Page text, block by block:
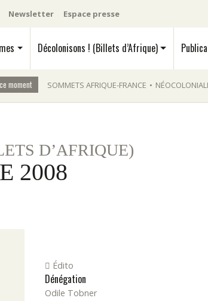
Newsletter Espace presse
Décolonisons ! (Billets d’Afrique)
moment SOMMETS AFRIQUE-FRANCE •
D’AFRIQUE)
2008
Édito
Dénégation
Odile Tobner